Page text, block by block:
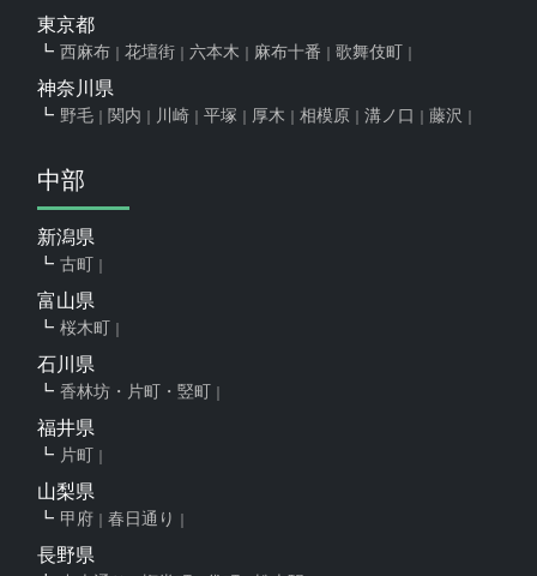
東京都
西麻布 花壇街 六本木 麻布十番 歌舞伎町
神奈川県
野毛 関内 川崎 平塚 厚木 相模原 溝ノ口 藤沢
中部
新潟県
古町
富山県
桜木町
石川県
香林坊・片町・竪町
福井県
片町
山梨県
甲府 春日通り
長野県